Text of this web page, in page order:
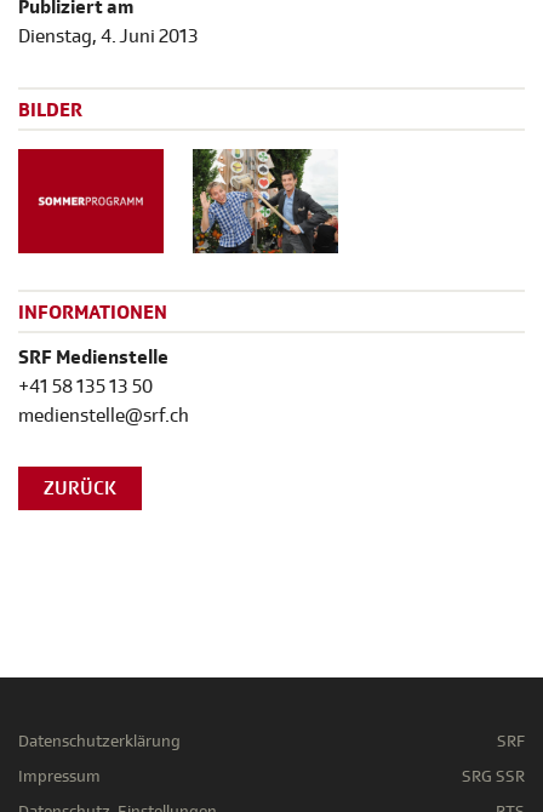
Publiziert am
Dienstag, 4. Juni 2013
BILDER
INFORMATIONEN
SRF Medienstelle
+41 58 135 13 50
medienstelle@srf.ch
ZURÜCK
Datenschutzerklärung
Impressum
SRF
SRG SSR